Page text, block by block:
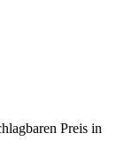
Preis in